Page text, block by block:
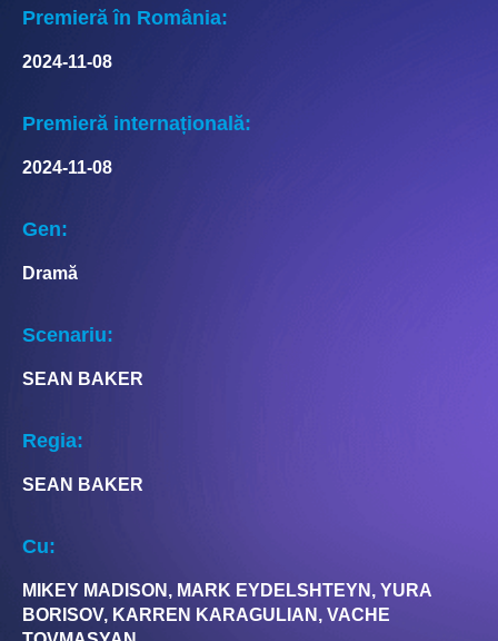
Premieră în România:
2024-11-08
Premieră internațională:
2024-11-08
Gen:
Dramă
Scenariu:
SEAN BAKER
Regia:
SEAN BAKER
Cu:
MIKEY MADISON, MARK EYDELSHTEYN, YURA
BORISOV, KARREN KARAGULIAN, VACHE